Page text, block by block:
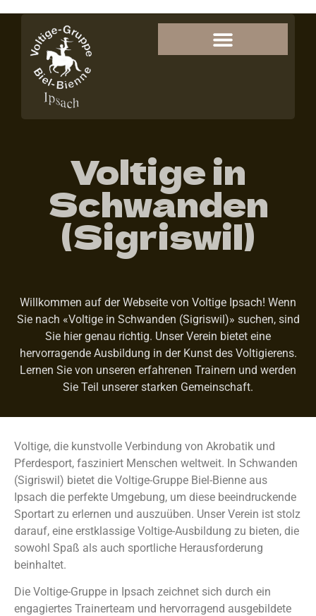
Voltige in
Schwanden
(Sigriswil)
Willkommen auf der Webseite von Voltige Ipsach! Wenn
Sie nach «Voltige in Schwanden (Sigriswil)» suchen, sind
Sie hier genau richtig. Unser Verein bietet eine
hervorragende Ausbildung in der Kunst des Voltigierens.
Lernen Sie von unseren erfahrenen Trainern und werden
Sie Teil unserer starken Gemeinschaft.
Voltige, die kunstvolle Verbindung von Akrobatik und
Pferdesport, fasziniert Menschen weltweit. In Schwanden
(Sigriswil) bietet die Voltige-Gruppe Biel-Bienne aus
Ipsach die perfekte Umgebung, um diese beeindruckende
Sportart zu erlernen und auszuüben. Unser Verein ist stolz
darauf, eine erstklassige Voltige-Ausbildung zu bieten, die
sowohl Spaß als auch sportliche Herausforderung
beinhaltet.
Die Voltige-Gruppe in Ipsach zeichnet sich durch ein
engagiertes Trainerteam und hervorragend ausgebildete